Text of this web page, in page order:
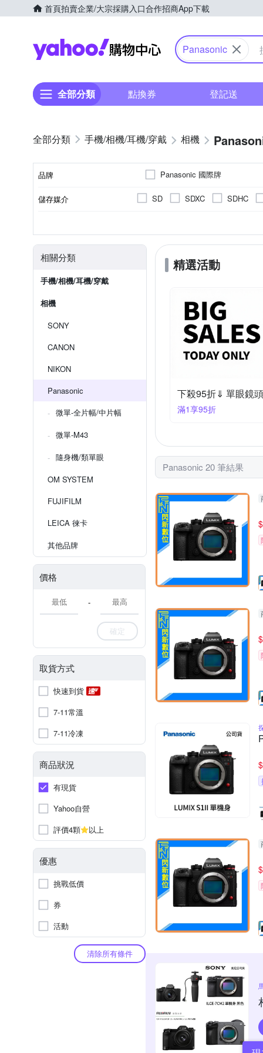
首頁拍賣企業/大宗採購入口合作招商App下載
Yahoo購物中心
Panasonic
全部分類 點換券 登記送
手機/相機/耳機/穿戴 相機
品牌 Panasonic 國際牌
儲存媒介 SD SDXC SDHC
相關分類
手機/相機/耳機/穿戴
相機
SONY
CANON
NIKON
Panasonic
微單-全片幅/中片幅
微單-M43
隨身機/類單眼
OM SYSTEM
FUJIFILM
LEICA 徠卡
其他品牌
價格
-
確定
取貨方式
快速到貨
7-11常溫
7-11冷凍
商品狀況
有現貨
Yahoo自營
評價4顆
以上
優惠
挑戰低價
券
活動
清除所有條件
精選活動
下殺95折⇓ 單眼鏡頭
滿1享95折
Panasonic 20 筆結果
$
$
$
$